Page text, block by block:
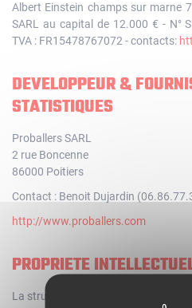
Albert Einstein champs sur marne
SARL au capital de 12.000 € - N°
TVA : FR15478767072 - contacts:
DEVELOPPEUR &
STATISTIQUES
Proballers SARL
2 rue Boncenne
86000 Poitiers
Contact : Benoit Dujardin
http://www.proballers.com
PROPRIETE
La structure, la mise en page, la